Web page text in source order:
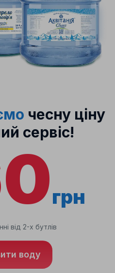
чесну ціну
сервіс!
грн
від 2-х бутлів
воду